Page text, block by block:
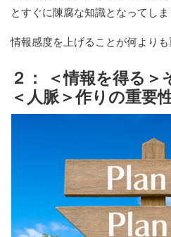
とすぐに陳腐な知識となってしま
情報感度を上げることが何よりも
２： ＜情報を得る
＜人脈＞作りの重要